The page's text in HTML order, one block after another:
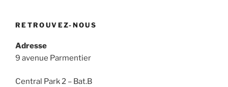
RETROUVEZ-NOUS
Adresse
9 avenue Parmentier
Central Park 2 – Bat.B